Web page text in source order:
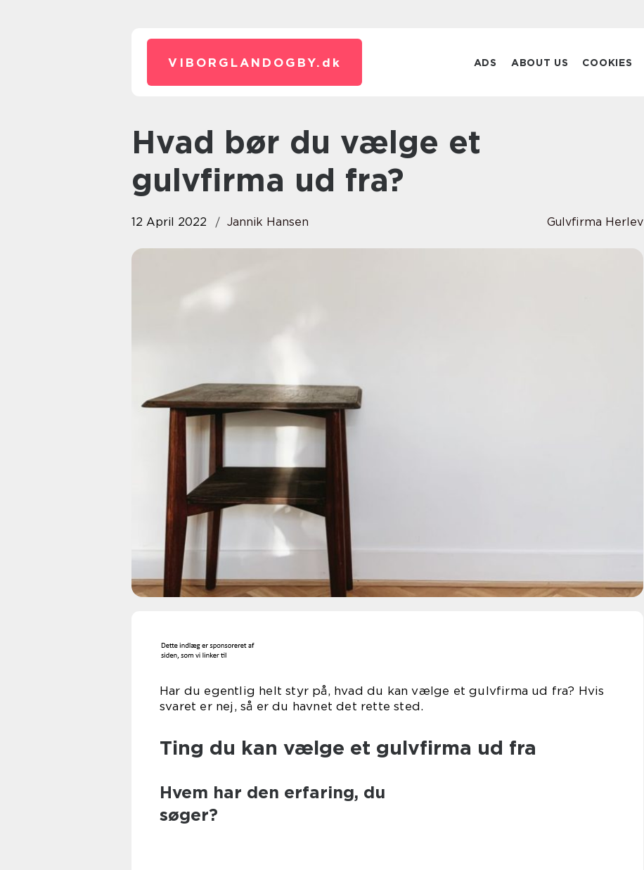
VIBORGLANDOGBY. dk ADS ABOUT US COOKIES
Hvad bør du vælge et
gulvfirma ud fra?
12 April 2022 Jannik Hansen Gulvfirma Herlev
Har du egentlig helt styr på, hvad du kan vælge et gulvfirma ud fra? Hvis
svaret er nej, så er du havnet det rette sted.
Ting du kan vælge et gulvfirma ud fra
Hvem har den erfaring, du
søger?